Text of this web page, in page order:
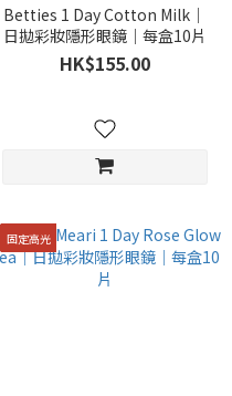
Betties 1 Day Cotton Milk｜
日拋彩妝隱形眼鏡｜每盒10片
HK$155.00
固定高光